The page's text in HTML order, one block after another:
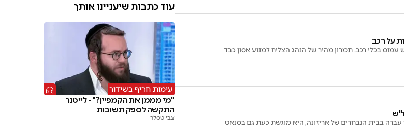
על רכב
עמוס בכלי רכב. תמרון מהיר של הנהג הצליח למנוע אסון כבד
בבית הנבחרים של אריזונה, היא מוגשת כעת גם בסנאט
עוד כתבות שיעניינו אותך
עימות חריף בשידור
"מי מממן את הקמפיין?" - לייטנר
התקשה לספק תשובות
צבי טסלר